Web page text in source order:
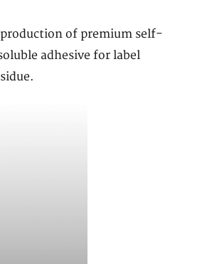
of premium self-
adhesive for label